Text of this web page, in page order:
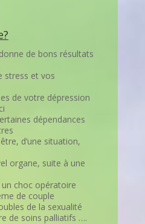
de bons résultats
stress et vos
de votre dépression
dépendances
d’une situation,
organe, suite à une
choc opératoire
de couple
de la sexualité
de soins palliatifs ….